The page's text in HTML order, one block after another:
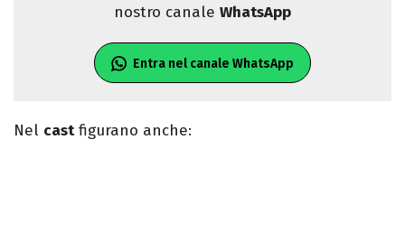
nostro canale WhatsApp
Entra nel canale WhatsApp
Nel castfigurano anche: